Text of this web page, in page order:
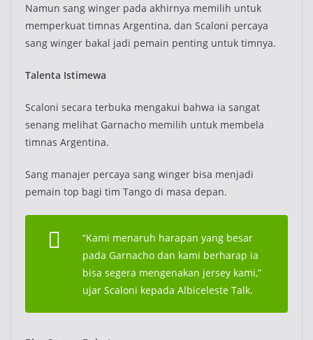
Namun sang winger pada akhirnya memilih untuk
memperkuat timnas Argentina, dan Scaloni percaya
sang winger bakal jadi pemain penting untuk timnya.
Talenta Istimewa
Scaloni secara terbuka mengakui bahwa ia sangat
senang melihat Garnacho memilih untuk membela
timnas Argentina.
Sang manajer percaya sang winger bisa menjadi
pemain top bagi tim Tango di masa depan.
“Kami menaruh harapan yang besar
pada Garnacho dan kami berharap ia
bisa segera mengenakan jersey kami,”
ujar Scaloni kepada Albiceleste Talk.